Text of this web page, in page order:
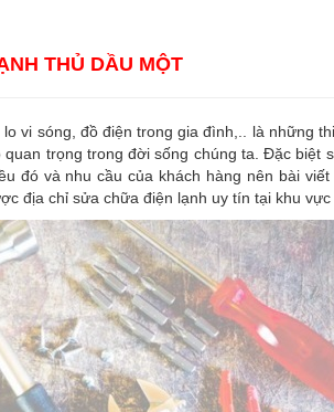
THỦ DẦU MỘT
vi sóng, đồ điện trong gia đình,.. là những
trọng trong đời sống chúng ta. Đặc biệt
đó và nhu cầu của khách hàng nên bài
địa chỉ sửa chữa điện lạnh uy tín tại khu vực